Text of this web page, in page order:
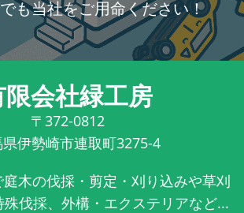
も当社をご用命ください！
限会社緑工房
〒372-0812
伊勢崎市連取町3275-4
木の伐採・剪定・刈り込みや草刈
殊伐採、外構・エクステリアなど...